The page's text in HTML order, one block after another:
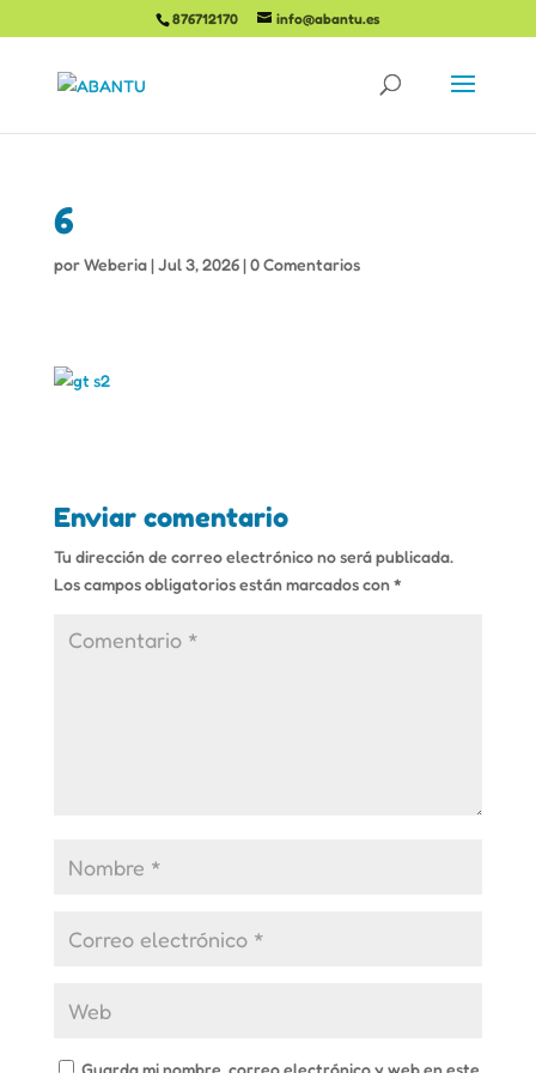
876712170 info@abantu.es
6
porWeberia|Jul 3, 2026|0 Comentarios
Enviar comentario
Tu dirección de correo electrónico no será publicada.
Los campos obligatorios están marcados con*
Guarda mi nombre, correo electrónico y web en este